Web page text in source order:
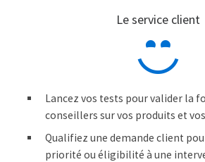
Le service client
Lancez vos tests pour valider la
conseillers sur vos produits et
Qualifiez une demande client
priorité ou éligibilité à une